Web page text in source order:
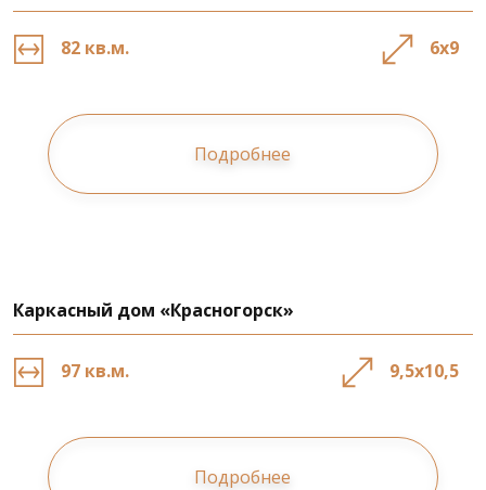
82 кв.м. 6х9
Подробнее
Каркасный дом «Красногорск»
97 кв.м. 9,5х10,5
Подробнее